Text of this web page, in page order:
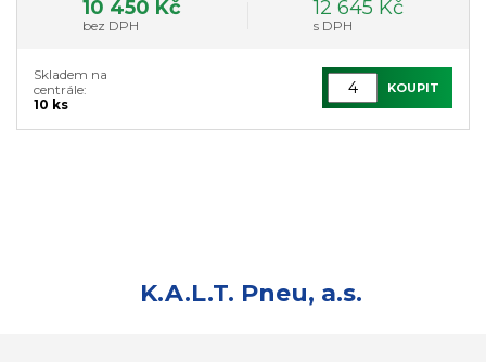
10 450 Kč
bez DPH
12 645 Kč
s DPH
Skladem na
centrále:
10 ks
KOUPIT
K.A.L.T. Pneu, a.s.